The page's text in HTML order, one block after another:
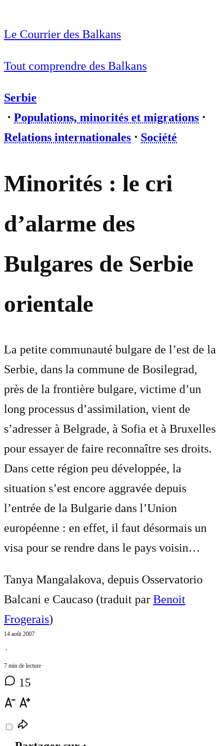
Le Courrier des Balkans
Tout comprendre des Balkans
Serbie
⋅ Populations, minorités et migrations ⋅
Relations internationales ⋅ Société
Minorités : le cri
d’alarme des
Bulgares de Serbie
orientale
La petite communauté bulgare de l’est de la
Serbie, dans la commune de Bosilegrad,
près de la frontière bulgare, victime d’un
long processus d’assimilation, vient de
s’adresser à Belgrade, à Sofia et à Bruxelles
pour essayer de faire reconnaître ses droits.
Dans cette région peu développée, la
situation s’est encore aggravée depuis
l’entrée de la Bulgarie dans l’Union
européenne : en effet, il faut désormais un
visa pour se rendre dans le pays voisin…
Tanya Mangalakova, depuis Osservatorio
Balcani e Caucaso (traduit par Benoit
Frogerais)
14 août 2007
⋅
7 min de lecture
15